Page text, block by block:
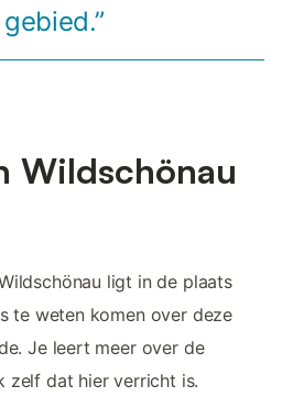
Wildschönau
ligt in de plaats
te weten komen over deze
Je leert meer over de
zelf dat hier verricht is.